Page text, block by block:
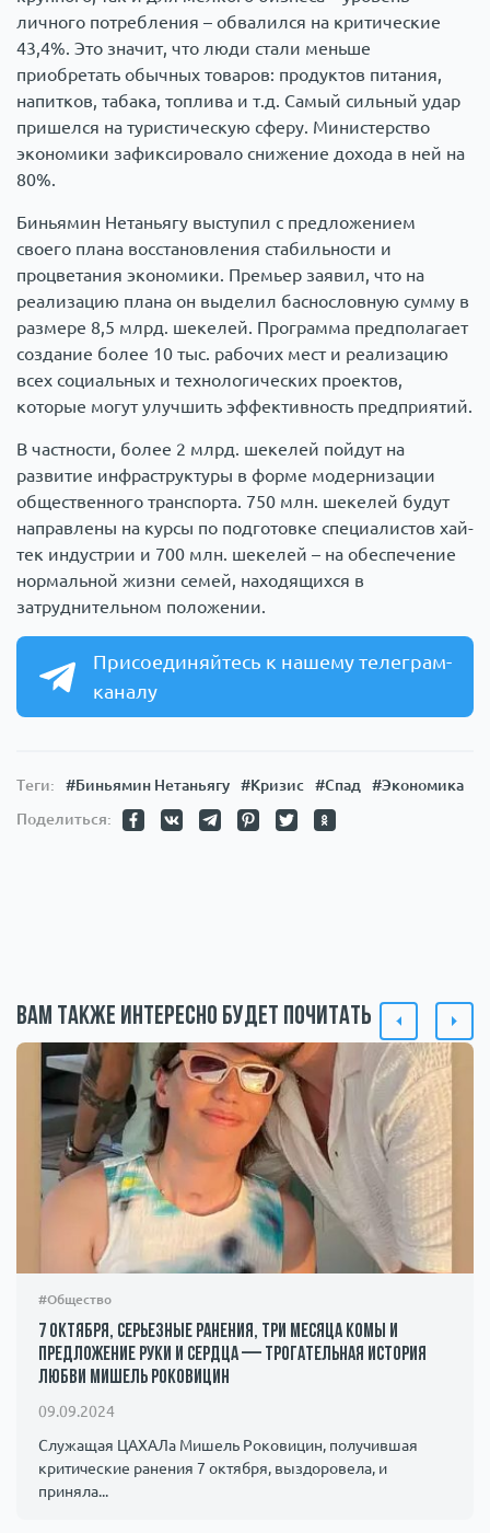
личного потребления – обвалился на критические
43,4%. Это значит, что люди стали меньше
приобретать обычных товаров: продуктов питания,
напитков, табака, топлива и т.д. Самый сильный удар
пришелся на туристическую сферу. Министерство
экономики зафиксировало снижение дохода в ней на
80%.
Биньямин Нетаньягу выступил с предложением
своего плана восстановления стабильности и
процветания экономики. Премьер заявил, что на
реализацию плана он выделил баснословную сумму в
размере 8,5 млрд. шекелей. Программа предполагает
создание более 10 тыс. рабочих мест и реализацию
всех социальных и технологических проектов,
которые могут улучшить эффективность предприятий.
В частности, более 2 млрд. шекелей пойдут на
развитие инфраструктуры в форме модернизации
общественного транспорта. 750 млн. шекелей будут
направлены на курсы по подготовке специалистов хай-
тек индустрии и 700 млн. шекелей – на обеспечение
нормальной жизни семей, находящихся в
затруднительном положении.
Присоединяйтесь к нашему телеграм-
каналу
Теги: #Биньямин Нетаньягу #Кризис #Спад
#Экономика
Поделиться:
Вам также интересно будет почитать
#Общество
7 октября, серьезные ранения, три месяца комы и
предложение руки и сердца — трогательная история
любви Мишель Роковицин
09.09.2024
Служащая ЦАХАЛа Мишель Роковицин, получившая
критические ранения 7 октября, выздоровела, и
приняла...